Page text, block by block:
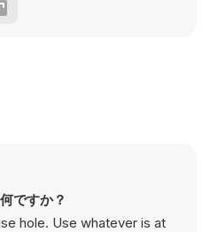
ですか？
hole. Use whatever is at